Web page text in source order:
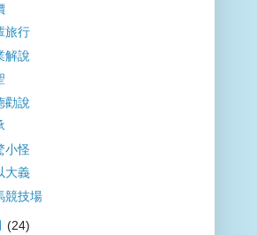
旅行
解說
勸說
小怪
大義
競技場
(24)